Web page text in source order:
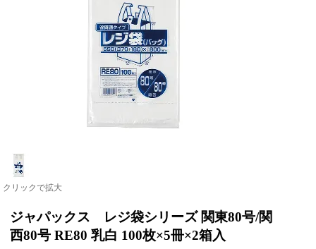
クリックで拡大
ジャパックス レジ袋シリーズ 関東80号/関
西80号 RE80 乳白 100枚×5冊×2箱入